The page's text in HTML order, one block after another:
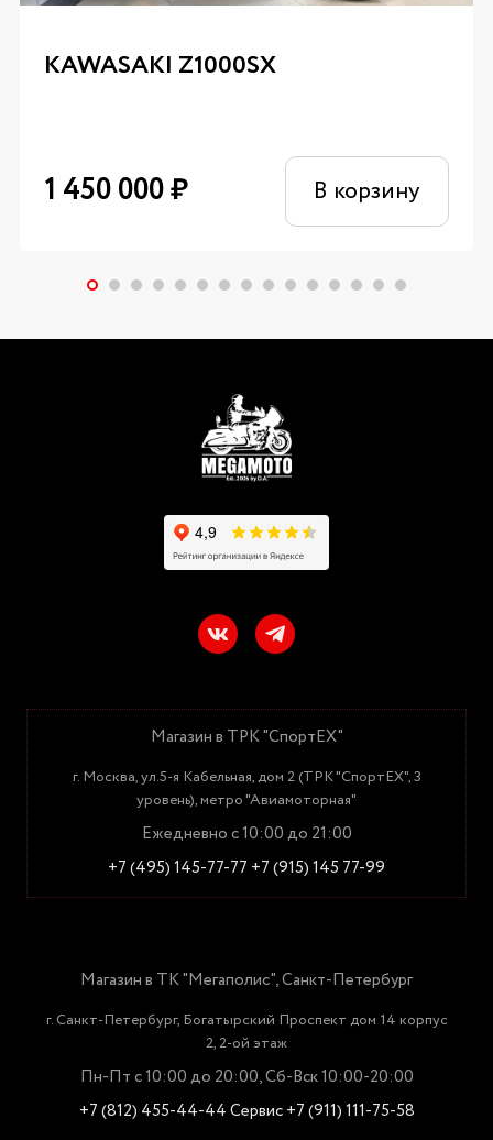
KAWASAKI Z1000SX
1 450 000₽ В корзину
Магазин в ТРК "СпортЕХ"
г. Москва, ул.5-я Кабельная, дом 2 (ТРК "СпортЕХ", 3
уровень), метро "Авиамоторная"
Ежедневно с 10:00 до 21:00
+7 (495) 145-77-77 +7 (915) 145 77-99
Магазин в ТК "Мегаполис", Санкт-Петербург
г. Санкт-Петербург, Богатырский Проспект дом 14 корпус
2, 2-ой этаж
Пн-Пт с 10:00 до 20:00, Сб-Вск 10:00-20:00
+7 (812) 455-44-44Сервис +7 (911) 111-75-58